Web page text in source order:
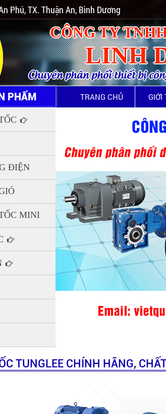
Phú, TX. Thuận An, Bình Dương
CÔNG TY
LINH
Chuyên phân phối thiết bị
PHẨM TRANG CHỦ GIỚI
ĐIỆN
MINI
TUNGLEE CHÍNH HÃNG,